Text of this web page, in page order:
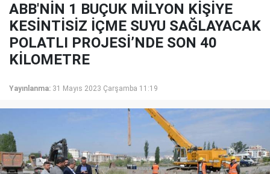
ABB'NİN 1 BUÇUK MİLYON KİŞİYE
KESİNTİSİZ İÇME SUYU SAĞLAYACAK
POLATLI PROJESİ’NDE SON 40
KİLOMETRE
Yayınlanma: 31 Mayıs 2023 Çarşamba 11:19